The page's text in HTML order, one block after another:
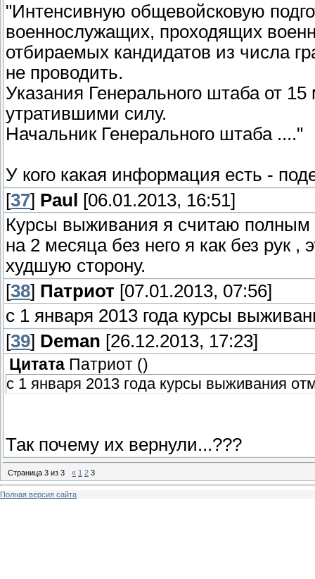
"Интенсивную общевойсковую
военнослужащих, проходящих
отбираемых кандидатов из числа
не проводить.
Указания Генерального штаба от
утратившими силу.
Начальник Генерального штаба ...."
У кого какая информация есть -
[37] Paul
[06.01.2013, 16:51]
Курсы выживания я считаю
на 2 месяца без него я как без рук ,
худшую сторону.
[38] Патриот [07.01.2013, 07:56]
с 1 января 2013 года курсы
[39] Deman [26.12.2013, 17:23]
Цитата Патриот ()
с 1 января 2013 года курсы выживания
Так почему их вернули...???
Страница 3 из 3 « 1 2 3
Полная версия сайта